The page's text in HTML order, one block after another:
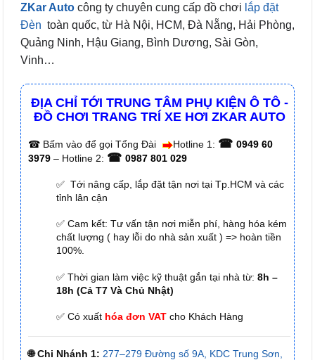
ZKar Auto công ty chuyên cung cấp đồ chơi lắp đặt
Đèn toàn quốc, từ Hà Nội, HCM, Đà Nẵng, Hải Phòng,
Quảng Ninh, Hậu Giang, Bình Dương, Sài Gòn,
Vinh…
ĐỊA CHỈ TỚI TRUNG TÂM PHỤ KIỆN Ô TÔ -
ĐỒ CHƠI TRANG TRÍ XE HƠI ZKAR AUTO
☎ Bấm vào để gọi Tổng Đài Hotline 1: ☎ 0949 60
3979 – Hotline 2: ☎ 0987 801 029
✅ Tới nâng cấp, lắp đặt tận nơi tại Tp.HCM và các
tỉnh lân cận
✅ Cam kết: Tư vấn tận nơi miễn phí, hàng hóa kém
chất lượng ( hay lỗi do nhà sản xuất ) => hoàn tiền
100%.
✅ Thời gian làm việc kỹ thuật gắn tại nhà từ: 8h –
18h (Cả T7 Và Chủ Nhật)
✅ Có xuất hóa đơn VAT cho Khách Hàng
🌐 Chi Nhánh 1: 277–279 Đường số 9A, KDC Trung Sơn,